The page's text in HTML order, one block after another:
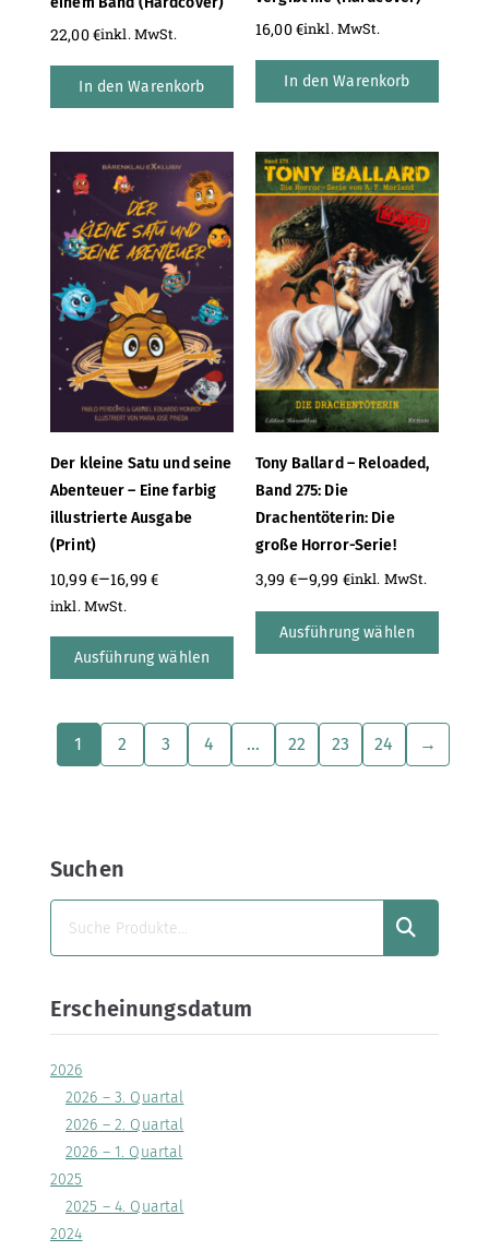
22,00€inkl. MwSt.
In den Warenkorb
16,00€inkl. MwSt.
In den Warenkorb
Der kleine Satu und seine
Abenteuer – Eine farbig
illustrierte Ausgabe
(Print)
10,99 €–16,99 €
inkl. MwSt.
Ausführung wählen
Tony Ballard – Reloaded,
Band 275: Die
Drachentöterin: Die
große Horror-Serie!
3,99 €–9,99 €inkl. MwSt.
Ausführung wählen
1 2 3 4 … 22 23 24 →
Suchen
SUCHEN
Erscheinungsdatum
2026
2026 – 3. Quartal
2026 – 2. Quartal
2026 – 1. Quartal
2025
2025 – 4. Quartal
2024